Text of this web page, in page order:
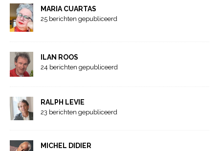
MARIA CUARTAS
25 berichten gepubliceerd
ILAN ROOS
24 berichten gepubliceerd
RALPH LEVIE
23 berichten gepubliceerd
MICHEL DIDIER